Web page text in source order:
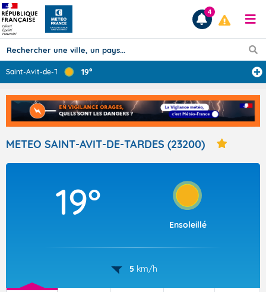
Prévisions
TOUS LES RÉSULTATS
Articles
4
Saint-Avit-de-T 19°
METEO SAINT-AVIT-DE-TARDES (23200)
19°
Ensoleillé
5 km/h